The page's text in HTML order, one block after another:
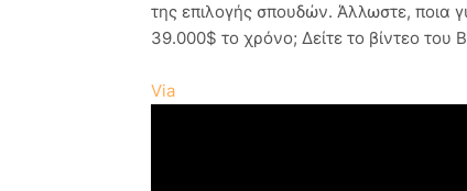
της επιλογής σπουδών. Άλλωστε, ποια
39.000$ το χρόνο; Δείτε το βίντεο
Via